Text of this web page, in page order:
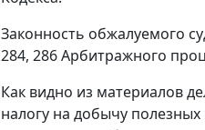
Законность обжалуемого
284, 286Арбитражного
Как видно из материалов
налогу на добычу